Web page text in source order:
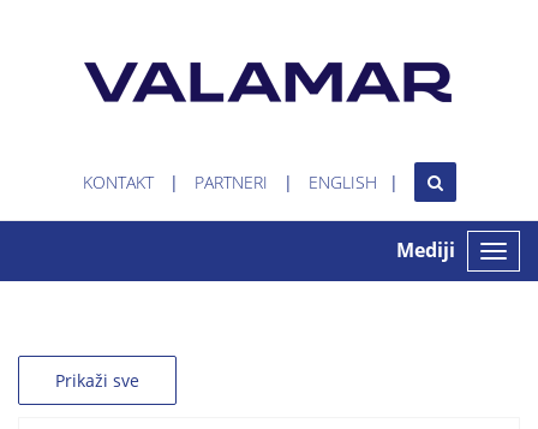
KONTAKT PARTNERI ENGLISH
Toggle
Mediji
Prikaži sve